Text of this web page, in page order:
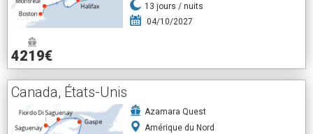
13 jours / nuits
04/10/2027
4219€
Canada, États-Unis
Azamara Quest
Amérique du Nord